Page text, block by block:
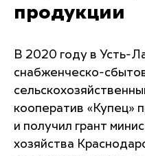
продукции
В 2020 году в Усть-
снабженческо-
кооператив «Купец»
и получил грант
хозяйства